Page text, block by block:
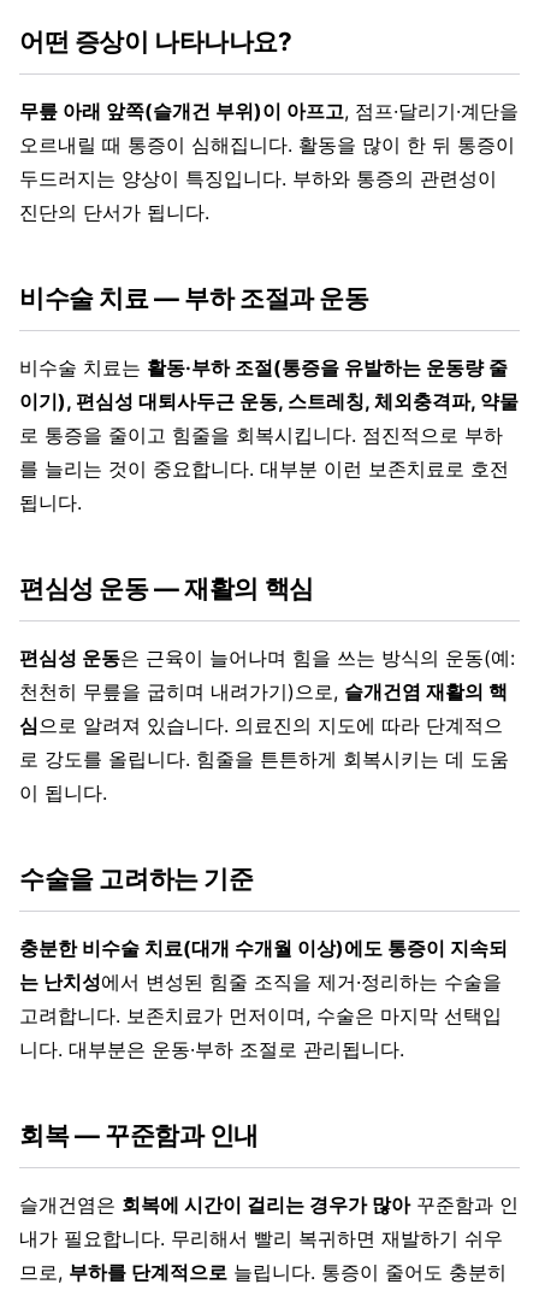
어떤 증상이 나타나나요?
무릎 아래 앞쪽(슬개건 부위)이 아프고, 점프·달리기·계단을
오르내릴 때 통증이 심해집니다. 활동을 많이 한 뒤 통증이
두드러지는 양상이 특징입니다. 부하와 통증의 관련성이
진단의 단서가 됩니다.
비수술 치료 — 부하 조절과 운동
비수술 치료는 활동·부하 조절(통증을 유발하는 운동량 줄
이기), 편심성 대퇴사두근 운동, 스트레칭, 체외충격파, 약물
로 통증을 줄이고 힘줄을 회복시킵니다. 점진적으로 부하
를 늘리는 것이 중요합니다. 대부분 이런 보존치료로 호전
됩니다.
편심성 운동 — 재활의 핵심
편심성 운동은 근육이 늘어나며 힘을 쓰는 방식의 운동(예:
천천히 무릎을 굽히며 내려가기)으로, 슬개건염 재활의 핵
심으로 알려져 있습니다. 의료진의 지도에 따라 단계적으
로 강도를 올립니다. 힘줄을 튼튼하게 회복시키는 데 도움
이 됩니다.
수술을 고려하는 기준
충분한 비수술 치료(대개 수개월 이상)에도 통증이 지속되
는 난치성에서 변성된 힘줄 조직을 제거·정리하는 수술을
고려합니다. 보존치료가 먼저이며, 수술은 마지막 선택입
니다. 대부분은 운동·부하 조절로 관리됩니다.
회복 — 꾸준함과 인내
슬개건염은 회복에 시간이 걸리는 경우가 많아꾸준함과 인
내가 필요합니다. 무리해서 빨리 복귀하면 재발하기 쉬우
므로, 부하를 단계적으로 늘립니다. 통증이 줄어도 충분히